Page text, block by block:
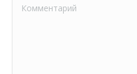
Комментарий